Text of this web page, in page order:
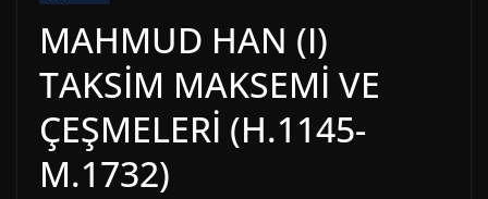
MAHMUD HAN (I)
TAKSİM MAKSEMİ VE
ÇEŞMELERİ (H.1145-
M.1732)